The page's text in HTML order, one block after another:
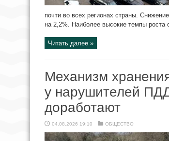
почти во всех регионах страны.
на 2,2%. Наиболее высокие темпы роста
Читать далее »
Механизм
у нарушителей
доработают
04.08.2026 19:10 ОБЩЕСТВО